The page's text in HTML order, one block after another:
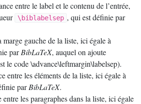
entre le label et le contenu de l’entrée,
\biblabelsep , qui est définie par
marge gauche de la liste, ici égale à
parBibLaTeX, auquel on ajoute
le code \advance\leftmargin\labelsep).
entre les éléments de la liste, ici égale à
parBibLaTeX.
entre les paragraphes dans la liste, ici égale